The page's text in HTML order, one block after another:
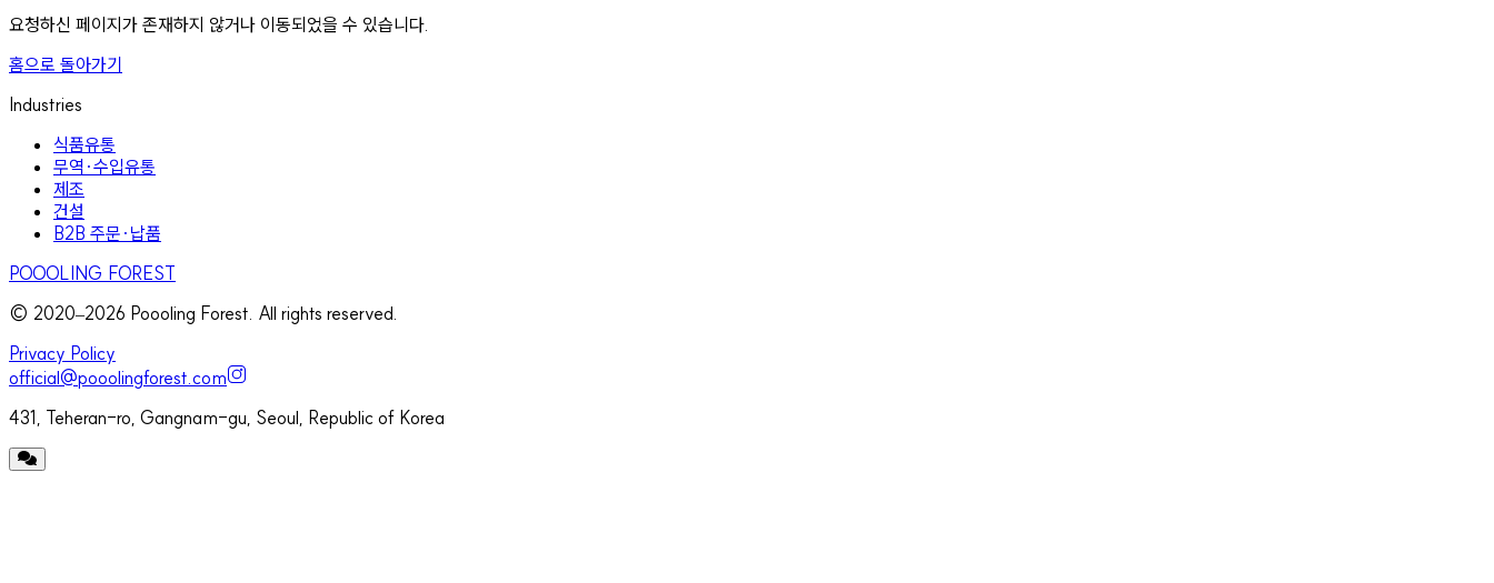
요청하신 페이지가 존재하지 않거나 이동되었을 수 있습니다.
홈으로 돌아가기
Industries
식품유통
무역·수입유통
제조
건설
B2B 주문·납품
POOOLING FOREST
© 2020–2026 Poooling Forest. All rights reserved.
Privacy Policy
official@pooolingforest.com
431, Teheran-ro, Gangnam-gu, Seoul, Republic of Korea